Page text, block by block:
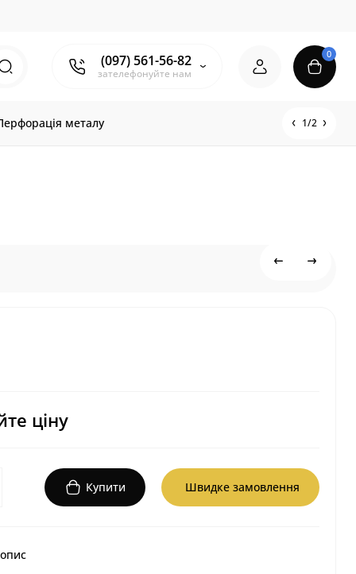
(097) 561-56-82
зателефонуйте нам
0
металу 1/2
ціну
Купити Швидке замовлення